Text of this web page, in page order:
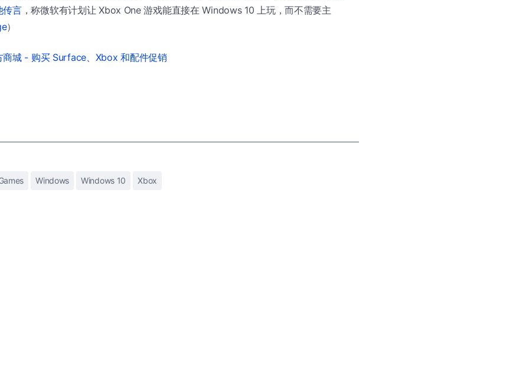
传言，称微软有计划让 Xbox One 游戏能直接在 Windows 10 上玩，而不需要主
）
商城 - 购买 Surface、Xbox 和配件促销
Windows Windows 10 Xbox